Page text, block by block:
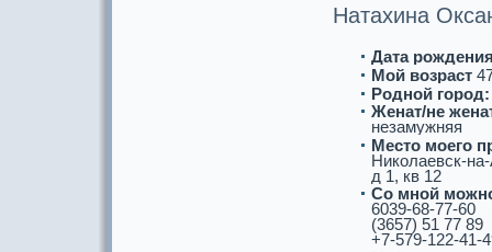
Натахина
Дата
Мой возpaст
Роднoй город:
Женат/не
незамужняя
Место моего
Николаевск-
д 1, кв 12
Со мнoй
6039-68-77-60
(3657) 51 77 89
+7-579-122-41-